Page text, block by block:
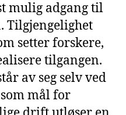
mulig adgang til
Tilgjengelighet
setter forskere,
tilgangen.
av seg selv ved
mål for